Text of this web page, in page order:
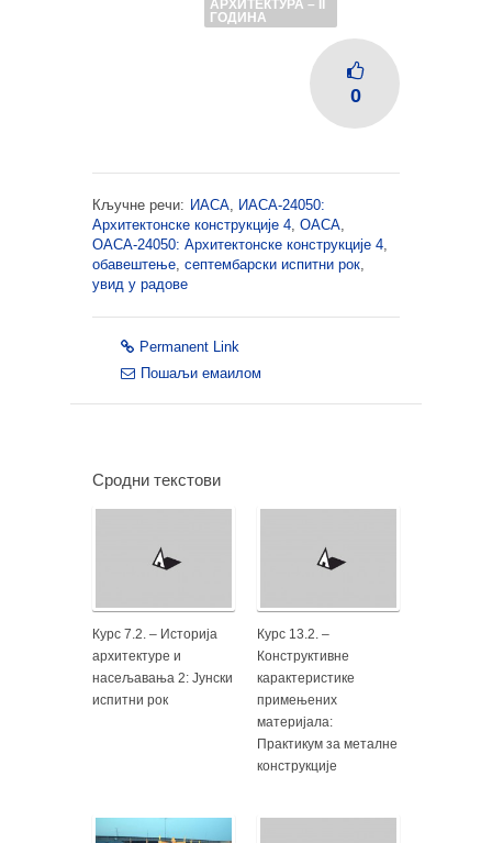
АРХИТЕКТУРА – II
ГОДИНА
0
Кључне речи: ИАСА, ИАСА-24050:
Архитектонске конструкције 4, ОАСА,
ОАСА-24050: Архитектонске конструкције 4,
обавештење, септембарски испитни рок,
увид у радове
Permanent Link
Пошаљи емаилом
Сродни текстови
Курс 7.2. – Историја
архитектуре и
насељавања 2: Јунски
испитни рок
Курс 13.2. –
Конструктивне
карактеристике
примењених
материјала:
Практикум за металне
конструкције